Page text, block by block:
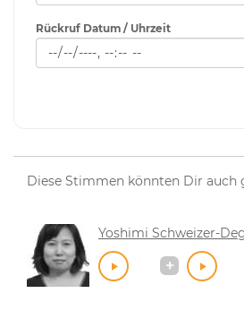
Rückruf Datum / Uhrzeit
Diese Stimmen könnten Dir auch
Yoshimi Schweizer-